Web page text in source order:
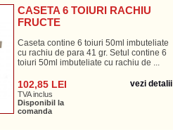
CASETA 6 TOIURI RACHIU
FRUCTE
Caseta contine 6 toiuri 50ml imbuteliate
cu rachiu de para 41 gr. Setul contine 6
toiuri 50ml imbuteliate cu rachiu de ...
102,85 LEI
TVA inclus
Disponibil la
comanda
vezi detalii